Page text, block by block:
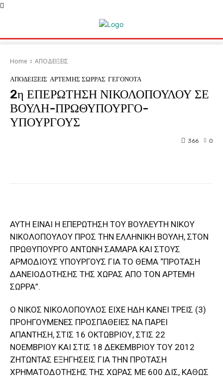
Home ΑΠΟΔΕΙΞΕΙΣ
ΑΠΟΔΕΙΞΕΙΣ ΑΡΤΕΜΗΣ ΣΩΡΡΑΣ ΓΕΓΟΝΟΤΑ
2η ΕΠΕΡΩΤΗΣΗ ΝΙΚΟΛΟΠΟΥΛΟΥ ΣΕ
ΒΟΥΛΗ-ΠΡΩΘΥΠΟΥΡΓΟ-
ΥΠΟΥΡΓΟΥΣ
0
366
ΑΥΤΗ ΕΙΝΑΙ Η ΕΠΕΡΩΤΗΣΗ ΤΟΥ ΒΟΥΛΕΥΤΗ ΝΙΚΟΥ
ΝΙΚΟΛΟΠΟΥΛΟΥ ΠΡΟΣ ΤΗΝ ΕΛΛΗΝΙΚΗ ΒΟΥΛΗ, ΣΤΟΝ
ΠΡΩΘΥΠΟΥΡΓΟ ΑΝΤΩΝΗ ΣΑΜΑΡΑ ΚΑΙ ΣΤΟΥΣ
ΑΡΜΟΔΙΟΥΣ ΥΠΟΥΡΓΟΥΣ ΓΙΑ ΤΟ ΘΕΜΑ “ΠΡΟΤΑΣΗ
ΔΑΝΕΙΟΔΟΤΗΣΗΣ ΤΗΣ ΧΩΡΑΣ ΑΠΟ ΤΟΝ ΑΡΤΕΜΗ
ΣΩΡΡΑ”.
Ο ΝΙΚΟΣ ΝΙΚΟΛΟΠΟΥΛΟΣ ΕΙΧΕ ΗΔΗ ΚΑΝΕΙ ΤΡΕΙΣ (3)
ΠΡΟΗΓΟΥΜΕΝΕΣ ΠΡΟΣΠΑΘΕΙΕΣ ΝΑ ΠΑΡΕΙ
ΑΠΑΝΤΗΣΗ, ΣΤΙΣ 16 ΟΚΤΩΒΡΙΟΥ, ΣΤΙΣ 22
ΝΟΕΜΒΡΙΟΥ ΚΑΙ ΣΤΙΣ 18 ΔΕΚΕΜΒΡΙΟΥ ΤΟΥ 2012
ΖΗΤΩΝΤΑΣ ΕΞΗΓΗΣΕΙΣ ΓΙΑ ΤΗΝ ΠΡΟΤΑΣΗ
ΧΡΗΜΑΤΟΔΟΤΗΣΗΣ ΤΗΣ ΧΩΡΑΣ ΜΕ 600 ΔΙΣ, ΚΑΘΩΣ